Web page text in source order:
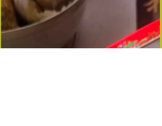
Un plat de pub irlandais pour célébrer la
Saint‑Patrick Il y a, dans les pubs côtiers
d’Irlande , une chaleur particulière : celle du bois
sombre, du cuivre patiné, du brouhaha joyeux…
et parfois, du parfum profond de la Guinness qui